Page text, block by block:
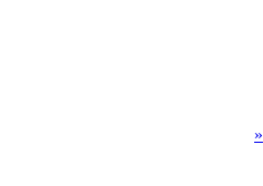
»